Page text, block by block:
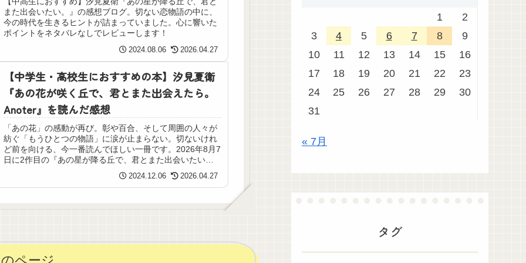
また出会いたい。』の感想ブログ。切ない恋物語の中に、
今の時代を生きるヒントが詰まっていました。心に響いた
ポイントをネタバレなしでレビューします！
2024.08.06 2026.04.27
【中学生・高校生におすすめの本】汐見夏衛
『あの花が咲く丘で、君とまた出会えたら。
Anoter』を読んだ感想
「あの花」の感動が再び。彰や百合、そして周囲の人々が
紡ぐ「もうひとつの物語」に涙が止まらない。切ないけれ
ど前を向ける、今一番読んでほしい一冊です。2026年8月7
日に2作目の『あの星が降る丘で、君とまた出会いたい」
2024.12.06 2026.04.27
1
2
3
4 5 6 7 8
9
10
11 12 13 14 15
16
17
18 19 20 21 22
23
24
25 26 27 28 29
30
31
« 7月
タグ